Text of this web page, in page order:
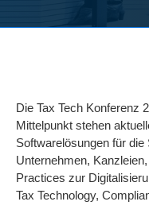
Die Tax Tech Konferenz
Mittelpunkt stehen
Softwarelösungen für
Unternehmen,
Practices zur
Tax Technology,